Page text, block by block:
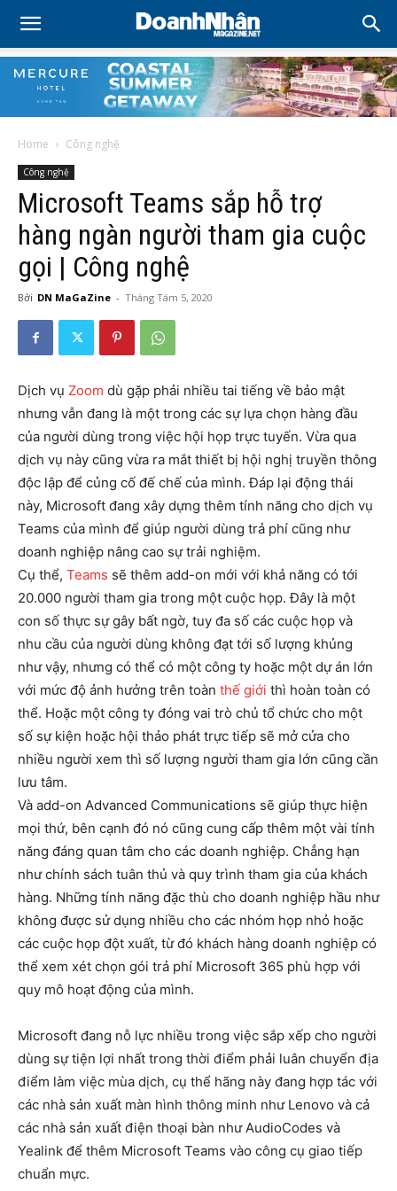
Home Công nghệ
Công nghệ
Microsoft Teams sắp hỗ trợ
hàng ngàn người tham gia cuộc
gọi | Công nghệ
Bởi DN MaGaZine - Tháng Tám 5, 2020
Dịch vụ Zoom dù gặp phải nhiều tai tiếng về bảo mật
nhưng vẫn đang là một trong các sự lựa chọn hàng đầu
của người dùng trong việc hội họp trực tuyến. Vừa qua
dịch vụ này cũng vừa ra mắt thiết bị hội nghị truyền thông
độc lập để củng cố đế chế của mình. Đáp lại động thái
này, Microsoft đang xây dựng thêm tính năng cho dịch vụ
Teams của mình để giúp người dùng trả phí cũng như
doanh nghiệp nâng cao sự trải nghiệm.
Cụ thể, Teams sẽ thêm add-on mới với khả năng có tới
20.000 người tham gia trong một cuộc họp. Đây là một
con số thực sự gây bất ngờ, tuy đa số các cuộc họp và
nhu cầu của người dùng không đạt tới số lượng khủng
như vậy, nhưng có thể có một công ty hoặc một dự án lớn
với mức độ ảnh hưởng trên toàn thế giới thì hoàn toàn có
thể. Hoặc một công ty đóng vai trò chủ tổ chức cho một
số sự kiện hoặc hội thảo phát trực tiếp sẽ mở cửa cho
nhiều người xem thì số lượng người tham gia lớn cũng cần
lưu tâm.
Và add-on Advanced Communications sẽ giúp thực hiện
mọi thứ, bên cạnh đó nó cũng cung cấp thêm một vài tính
năng đáng quan tâm cho các doanh nghiệp. Chẳng hạn
như chính sách tuân thủ và quy trình tham gia của khách
hàng. Những tính năng đặc thù cho doanh nghiệp hầu như
không được sử dụng nhiều cho các nhóm họp nhỏ hoặc
các cuộc họp đột xuất, từ đó khách hàng doanh nghiệp có
thể xem xét chọn gói trả phí Microsoft 365 phù hợp với
quy mô hoạt động của mình.
Microsoft đang nỗ lực nhiều trong việc sắp xếp cho người
dùng sự tiện lợi nhất trong thời điểm phải luân chuyển địa
điểm làm việc mùa dịch, cụ thể hãng này đang hợp tác với
các nhà sản xuất màn hình thông minh như Lenovo và cả
các nhà sản xuất điện thoại bàn như AudioCodes và
Yealink để thêm Microsoft Teams vào công cụ giao tiếp
chuẩn mực.